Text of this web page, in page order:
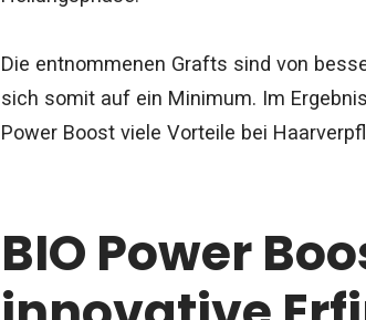
Die entnommenen Grafts sind von
sich somit auf ein Minimum. Im
Power Boost viele Vorteile bei
BIO Power